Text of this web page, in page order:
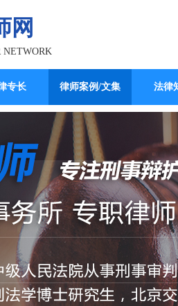
网
专长 律师案例/文集 法律